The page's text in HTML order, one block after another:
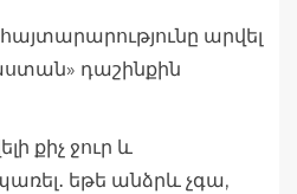
արվել
դաշինքին
քիչ ջուր և
եթե անձրև չգա,